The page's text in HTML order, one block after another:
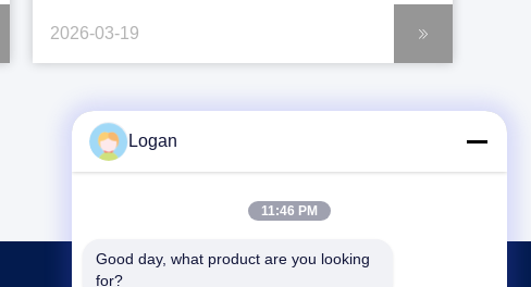
– 140대총 수량: 301대용도: 산업용 리프팅, 창고 보관 및
건설 유지보수 프로젝트 배경 2025년 초, 인도에 기반을
약속대로 도착했습니다. 포장도 잘 되어 있고 서류도
제대로 갖춰져 있으며 품질도 일관됩니다...
2026-03-19
Logan
11:46 PM
Good day, what product are you looking
for?